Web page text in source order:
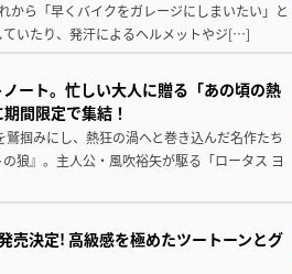
ら「早くバイクをガレージにしまいたい」と
いたり、発汗によるヘルメットやジ[…]
ート。忙しい大人に贈る「あの頃の熱
間限定で集結！
掴みにし、熱狂の渦へと巻き込んだ名作たち
狼』。主人公・風吹裕矢が駆る「ロータス ヨ
売決定! 高級感を極めたツートーンとグ